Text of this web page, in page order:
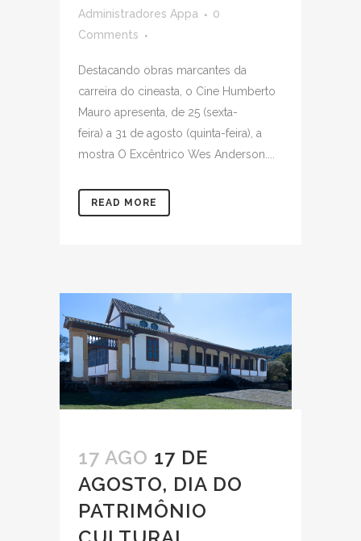
Administradores Appa
0
Comments
Destacando obras marcantes da
carreira do cineasta, o Cine Humberto
Mauro apresenta, de 25 (sexta-
feira) a 31 de agosto (quinta-feira), a
mostra O Excêntrico Wes Anderson....
READ MORE
17 AGO 17 DE
AGOSTO, DIA DO
PATRIMÔNIO